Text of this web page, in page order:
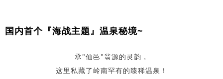
国内首个『海战主题』温泉秘境~
承"仙邑"翁源的灵韵，
这里私藏了岭南罕有的臻稀温泉！